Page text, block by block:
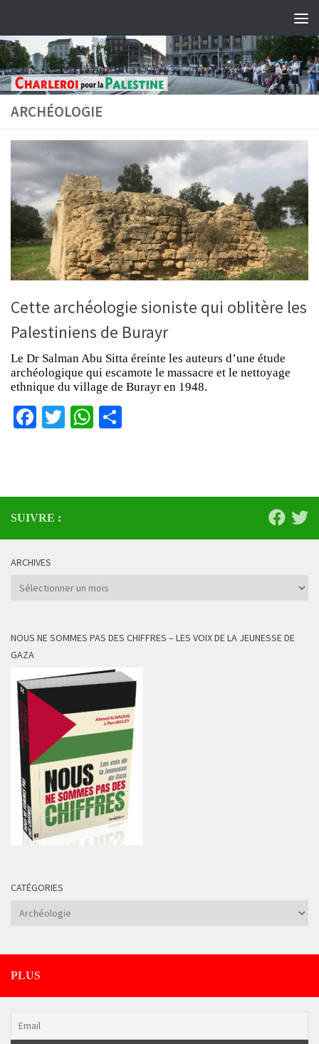
ARCHÉOLOGIE
Cette archéologie sioniste qui oblitère les
Palestiniens de Burayr
Le Dr Salman Abu Sitta éreinte les auteurs d’une étude
archéologique qui escamote le massacre et le nettoyage
ethnique du village de Burayr en 1948.
Facebook
TwitterWhatsApp
SUIVRE :
ARCHIVES
Archives
NOUS NE SOMMES PAS DES CHIFFRES – LES VOIX DE LA JEUNESSE DE
GAZA
CATÉGORIES
Catégories
PLUS